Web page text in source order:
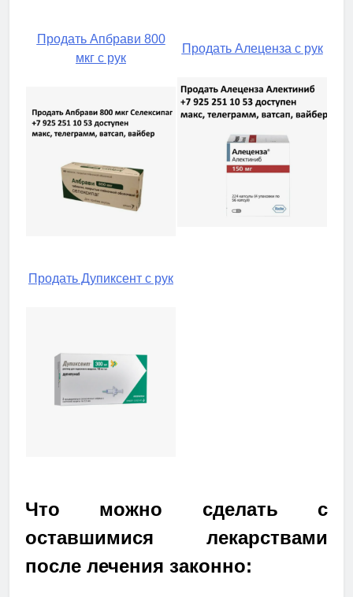
Продать Апбрави 800
мкг с рук
Продать Алеценза с рук
Продать Дупиксент с рук
Что можно сделать с
оставшимися лекарствами
после лечения законно: